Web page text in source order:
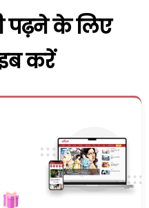
पढ़ने के लिए
करें